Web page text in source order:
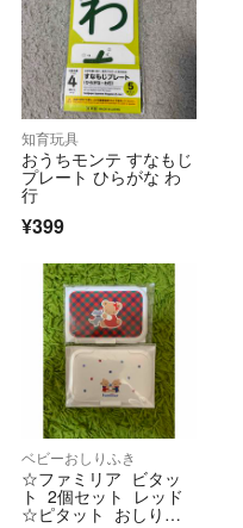
知育玩具
おうちモンテ すなもじ
プレート ひらがな わ
行
¥399
ベビーおしりふき
☆ファミリア ビタッ
ト 2個セット レッド
☆ピタット おしりふ